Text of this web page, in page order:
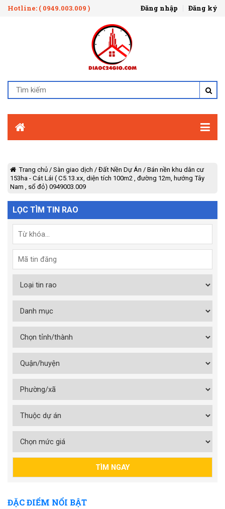
Hotline: ( 0949.003.009 ) Đăng nhập Đăng ký
Trang chủ / Sàn giao dịch / Đất Nền Dự Án / Bán nền khu dân cư
153ha - Cát Lái ( C5.13.xx, diện tích 100m2 , đường 12m, hướng Tây
Nam , sổ đỏ) 0949003.009
LỌC TÌM TIN RAO
ĐẶC ĐIỂM NỔI BẬT